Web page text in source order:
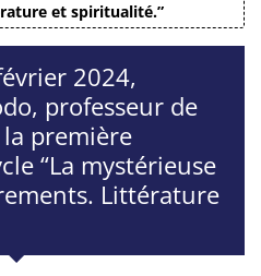
et spiritualité.”
2024,
professeur de
première
“La mystérieuse
Littérature